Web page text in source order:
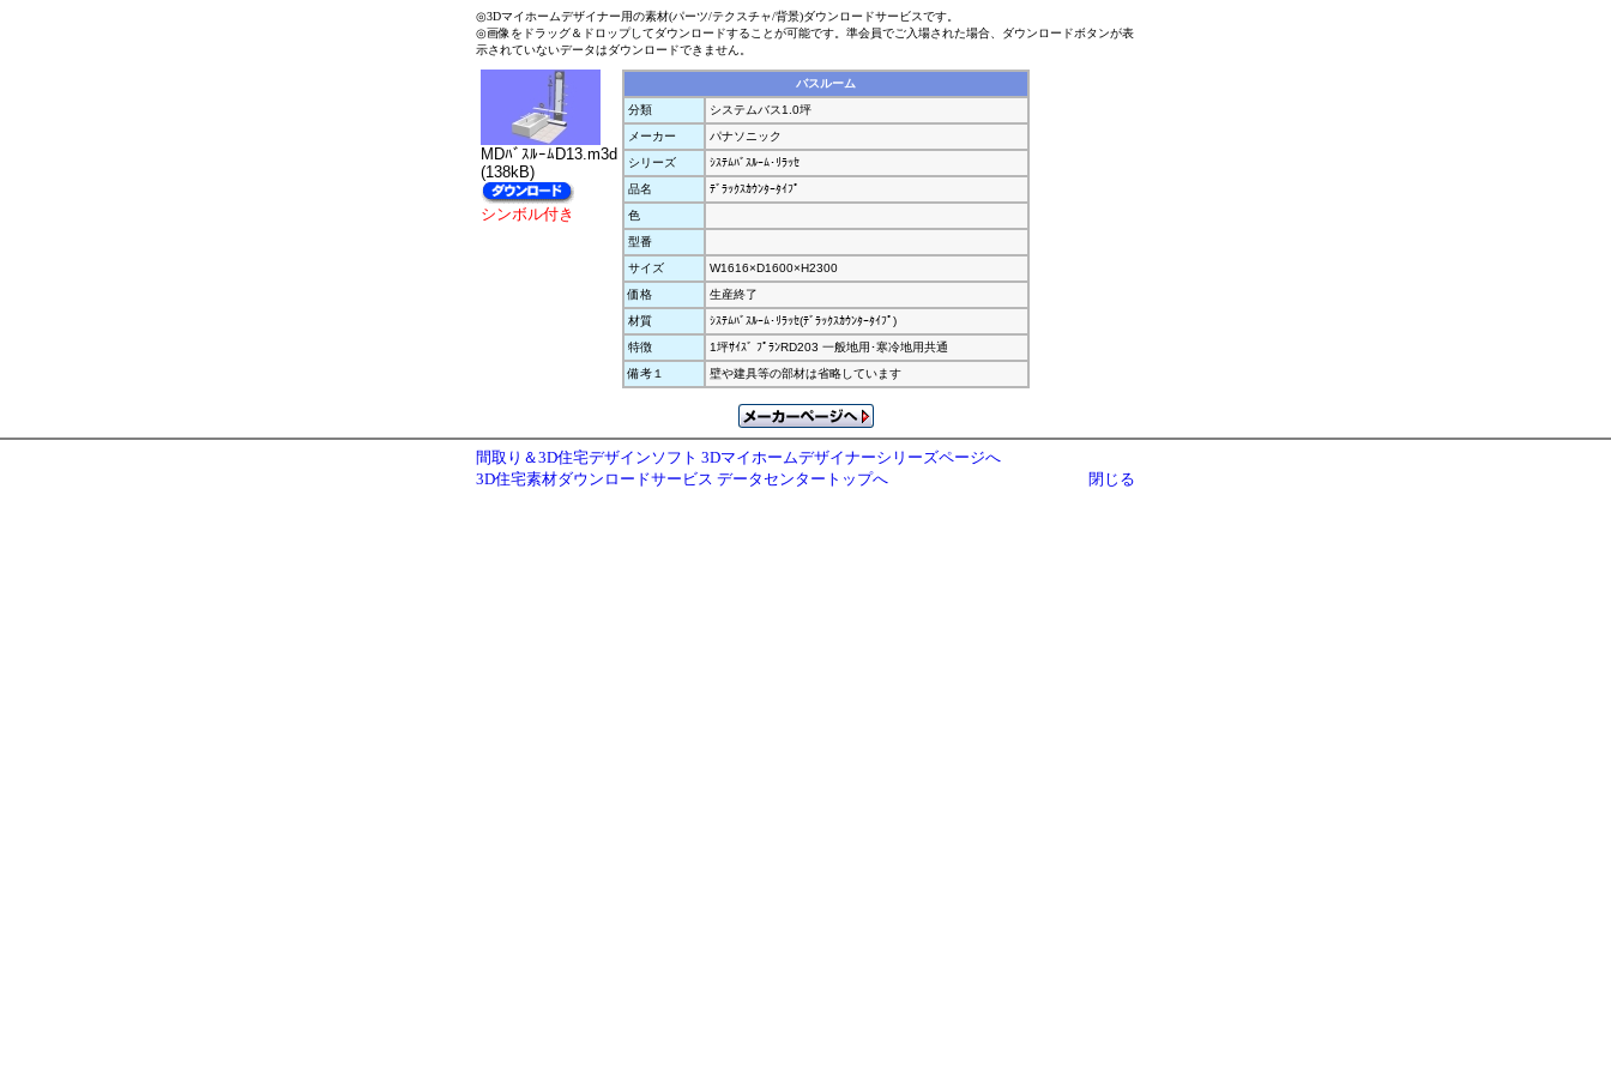
◎3Dマイホームデザイナー用の素材(パーツ/テクスチャ/背景)ダウンロードサービスです。
◎画像をドラッグ＆ドロップしてダウンロードすることが可能です。準会員でご入場された場合、ダウンロードボタンが表
示されていないデータはダウンロードできません。
MDﾊﾞｽﾙｰﾑD13.m3d
(138kB)
シンボル付き
バスルーム
分類
システムバス1.0坪
メーカー
パナソニック
シリーズ
ｼｽﾃﾑﾊﾞｽﾙｰﾑ･ﾘﾗｯｾ
品名
ﾃﾞﾗｯｸｽｶｳﾝﾀｰﾀｲﾌﾟ
色
型番
サイズ
W1616×D1600×H2300
価格
生産終了
材質
ｼｽﾃﾑﾊﾞｽﾙｰﾑ･ﾘﾗｯｾ(ﾃﾞﾗｯｸｽｶｳﾝﾀｰﾀｲﾌﾟ)
特徴
1坪ｻｲｽﾞ ﾌﾟﾗﾝRD203 一般地用･寒冷地用共通
備考１
壁や建具等の部材は省略しています
間取り＆3D住宅デザインソフト 3Dマイホームデザイナーシリーズページへ
3D住宅素材ダウンロードサービス データセンタートップへ
閉じる